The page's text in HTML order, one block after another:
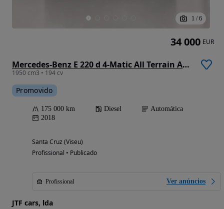
1 / 6
Mercedes-Benz E 220 d 4-Matic All Terrain Avantgarde
1950 cm3 • 194 cv
Promovido
175 000 km Diesel
Automática
2018
Santa Cruz (Viseu)
Profissional • Publicado
Profissional Ver anúncios
JTF cars, lda
34 000 EUR